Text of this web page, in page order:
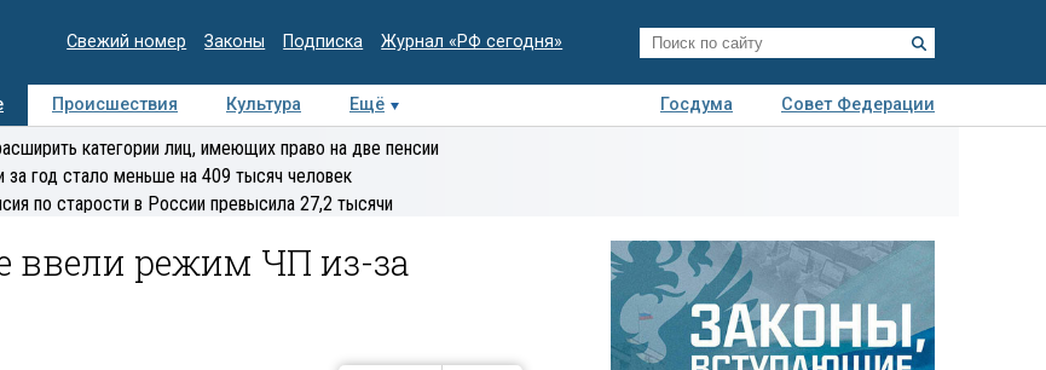
Свежий номер Законы Подписка Журнал «РФ сегодня»
Происшествия Культура Ещё Госдума
Совет Федерации
Медиацентр Интервью Колумнисты
Деловая
категории лиц, имеющих право на две пенсии
за год стало меньше на 409 тысяч человек
по старости в России превысила 27,2 тысячи
ввели режим ЧП из-за